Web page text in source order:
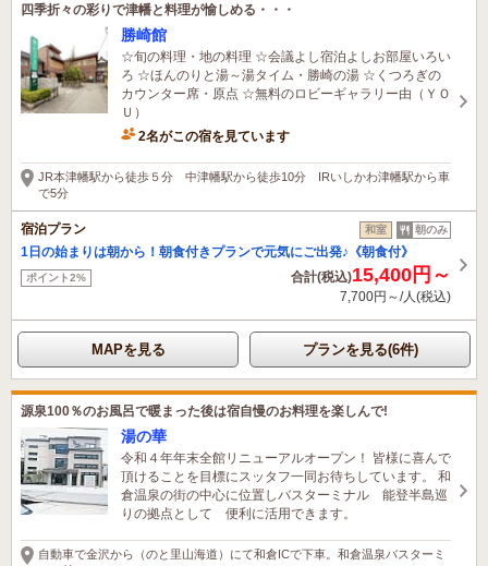
四季折々の彩りで津幡と料理が愉しめる・・・
勝崎館
☆旬の料理・地の料理 ☆会議よし宿泊よしお部屋いろい
ろ ☆ほんのりと湯～湯タイム・勝崎の湯 ☆くつろぎの
カウンター席・原点 ☆無料のロビーギャラリー由（ＹＯ
Ｕ）
2名がこの宿を見ています
JR本津幡駅から徒歩５分 中津幡駅から徒歩10分 IRいしかわ津幡駅から車
で5分
宿泊プラン 和室 朝のみ
1日の始まりは朝から！朝食付きプランで元気にご出発♪《朝食付》
ポイント2% 合計(税込)15,400円～
7,700円～/人(税込)
MAPを見る プランを見る(6件)
源泉100％のお風呂で暖まった後は宿自慢のお料理を楽しんで!
湯の華
令和４年年末全館リニューアルオープン！ 皆様に喜んで
頂けることを目標にスッタフ一同お待ちしています。 和
倉温泉の街の中心に位置しバスターミナル 能登半島巡
りの拠点として 便利に活用できます。
自動車で金沢から（のと里山海道）にて和倉ICで下車。和倉温泉バスターミ